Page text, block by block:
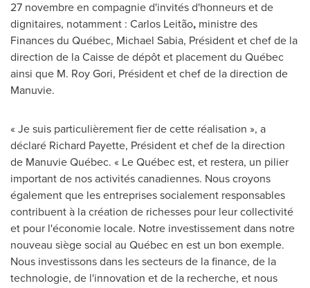
27 novembre en compagnie d'invités d'honneurs et de
dignitaires, notamment : Carlos Leitão, ministre des
Finances du Québec, Michael Sabia, Président et chef de la
direction de la Caisse de dépôt et placement du Québec
ainsi que M. Roy Gori, Président et chef de la direction de
Manuvie.
« Je suis particulièrement fier de cette réalisation », a
déclaré Richard Payette, Président et chef de la direction
de Manuvie Québec. « Le Québec est, et restera, un pilier
important de nos activités canadiennes. Nous croyons
également que les entreprises socialement responsables
contribuent à la création de richesses pour leur collectivité
et pour l'économie locale. Notre investissement dans notre
nouveau siège social au Québec en est un bon exemple.
Nous investissons dans les secteurs de la finance, de la
technologie, de l'innovation et de la recherche, et nous